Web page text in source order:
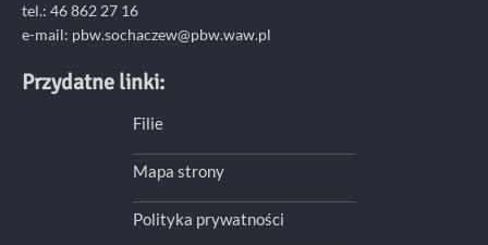
tel.: 46 862 27 16
e-mail: pbw.sochaczew@pbw.waw.pl
Przydatne linki:
Filie
Mapa strony
Polityka prywatności